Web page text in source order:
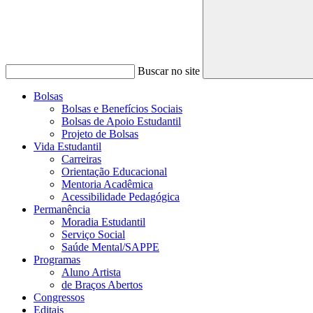
Buscar no site
Bolsas
Bolsas e Benefícios Sociais
Bolsas de Apoio Estudantil
Projeto de Bolsas
Vida Estudantil
Carreiras
Orientação Educacional
Mentoria Acadêmica
Acessibilidade Pedagógica
Permanência
Moradia Estudantil
Serviço Social
Saúde Mental/SAPPE
Programas
Aluno Artista
de Braços Abertos
Congressos
Editais